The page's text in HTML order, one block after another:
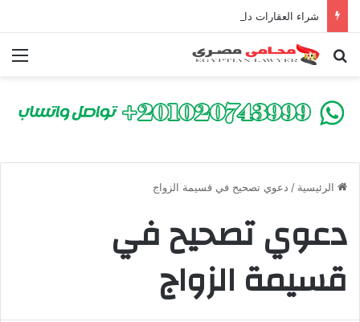
بحث عن
الرئيسية / دعوي تصحيح في قسيمة الزواج
دعوي تصحيح في
قسيمة الزواج